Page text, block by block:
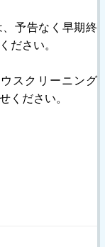
予告なく早期終
ださい。
スクリーニング
ください。